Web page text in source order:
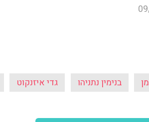
בנימין נתניהו גדי איזנקוט